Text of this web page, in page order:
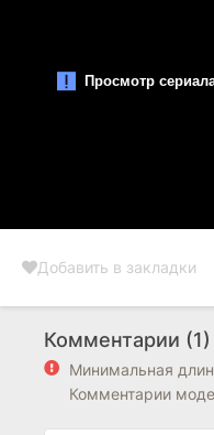
Добавить в закладки
Комментарии (1)
Минимальная
Комментарии